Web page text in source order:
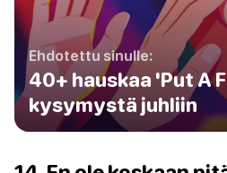
Ehdotettu sinulle:
40+ hauskaa 'Put A
kysymystä juhliin